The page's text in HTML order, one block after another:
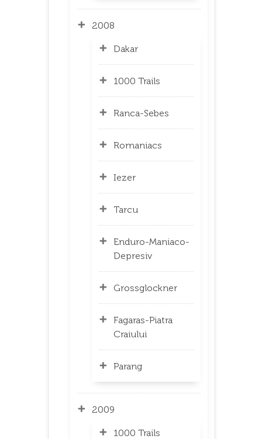
2008
Dakar
1000 Trails
Ranca-Sebes
Romaniacs
Iezer
Tarcu
Enduro-Maniaco-
Depresiv
Grossglockner
Fagaras-Piatra
Craiului
Parang
2009
1000 Trails